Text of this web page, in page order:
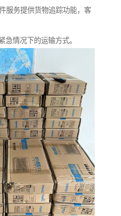
服务提供货物追踪功能，客
急情况下的运输方式。